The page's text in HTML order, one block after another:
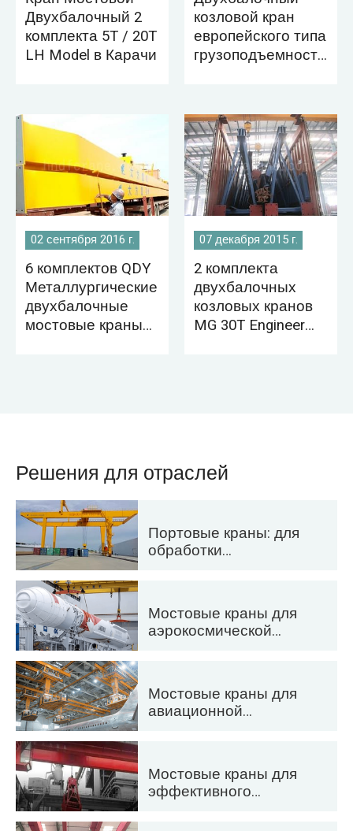
Двухбалочный 2
комплекта 5T / 20T
LH Model в Карачи
козловой кран
европейского типа
грузоподъемность
Бангладеш
02 сентября 2016 г.
6 комплектов QDY
Металлургические
двухбалочные
мостовые краны
07 декабря 2015 г.
2 комплекта
двухбалочных
козловых кранов
MG 30T Engineer
Решения для отраслей
Портовые краны: для
обработки
Мостовые краны для
аэрокосмической
для запуска и
транспортировки
ракет
Мостовые краны для
авиационной
обслуживание и
сборка самолетов
Мостовые краны для
эффективного